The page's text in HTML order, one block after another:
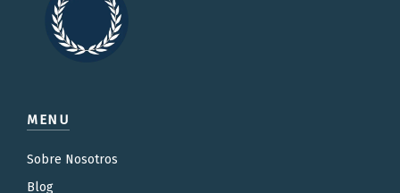
MENU
Sobre Nosotros
Blog